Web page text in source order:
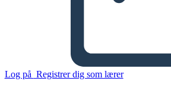
Log på Registrer dig som lærer